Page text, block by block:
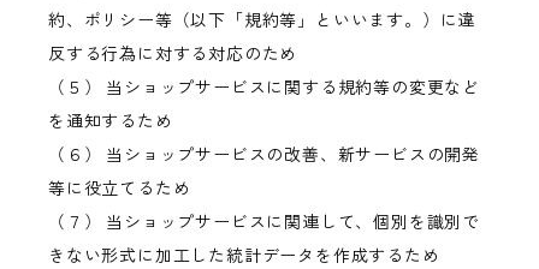
約、ポリシー等（以下「規約等」といいます。）に違
反する行為に対する対応のため
（５） 当ショップサービスに関する規約等の変更など
を通知するため
（６） 当ショップサービスの改善、新サービスの開発
等に役立てるため
（７） 当ショップサービスに関連して、個別を識別で
きない形式に加工した統計データを作成するため